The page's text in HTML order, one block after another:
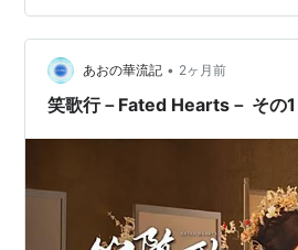
し。 静石と皇后同じタイプの人間
が蘇ってくる。 パズルみたいに断
が彼…あおの華流記 • 2ヶ月前
笑歌行－Fated Hearts－ その1